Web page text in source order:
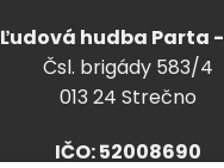
Ľudová hudba Parta
Čsl. brigády 583/4
013 24 Strečno
IČO: 52008690